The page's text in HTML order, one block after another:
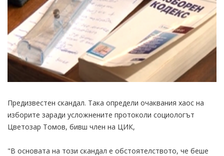
Предизвестен скандал. Така определи очаквания хаос на
изборите заради усложнените протоколи социологът
Цветозар Томов, бивш член на ЦИК,
"В основата на този скандал е обстоятелството, че беше